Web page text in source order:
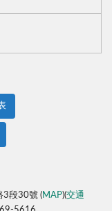
3段30號 (MAP)(交通